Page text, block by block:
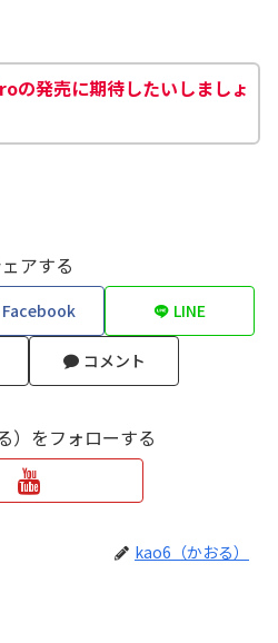
の発売に期待したいしましょ
アする
Facebook LINE
コメント
）をフォローする
kao6（かおる）